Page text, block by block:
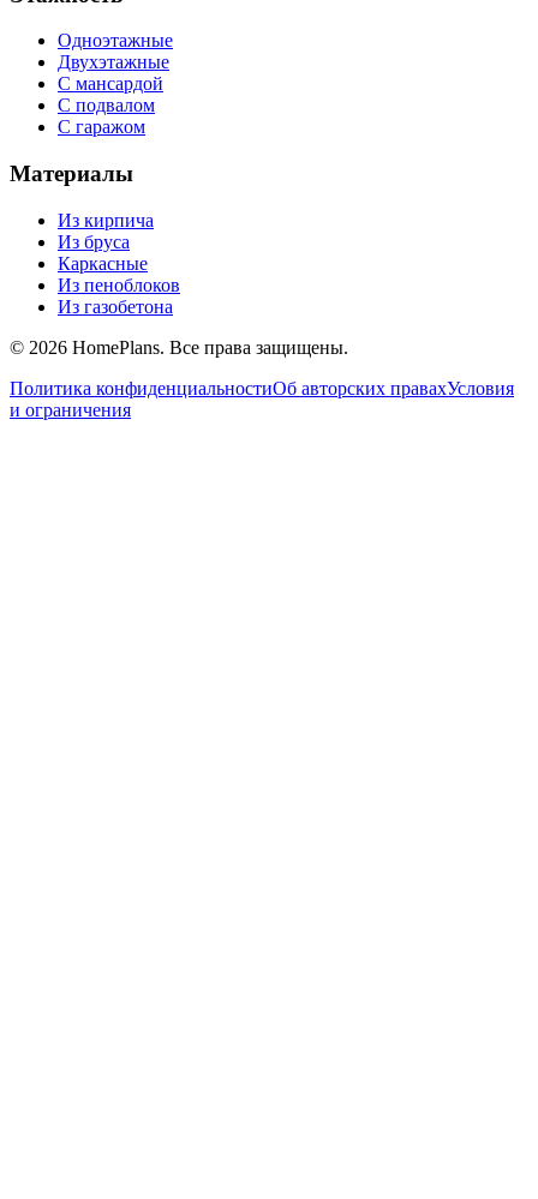
Одноэтажные
Двухэтажные
С мансардой
С подвалом
С гаражом
Материалы
Из кирпича
Из бруса
Каркасные
Из пеноблоков
Из газобетона
© 2026 HomePlans. Все права защищены.
Политика конфиденциальностиОб авторских правахУсловия
и ограничения